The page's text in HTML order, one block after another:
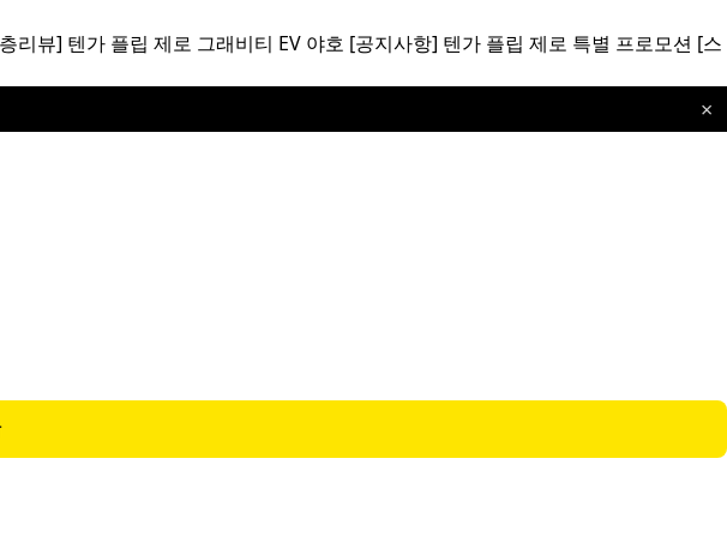
리뷰] 텐가 플립 제로 그래비티 EV 야호 [공지사항] 텐가 플립 제로 특별 프로모션 [스
×